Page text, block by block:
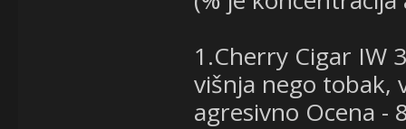
1.Cherry Cigar IW
višnja nego tobak,
agresivno Ocena -